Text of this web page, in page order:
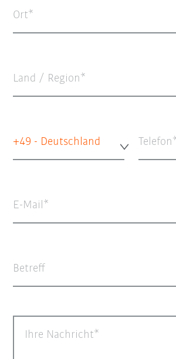
Ort
Land / Region*
+49 - Deutschland Telefon
E-Mail
Betreff
Ihre Nachricht